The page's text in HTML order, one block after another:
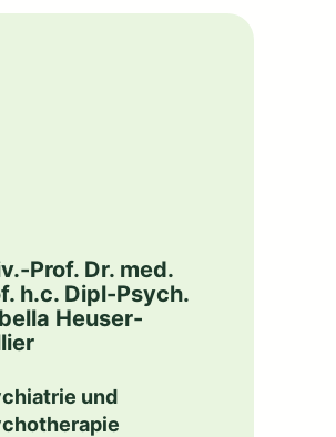
Prof. Dr. med.
h.c. Dipl-Psych.
Heuser-
und